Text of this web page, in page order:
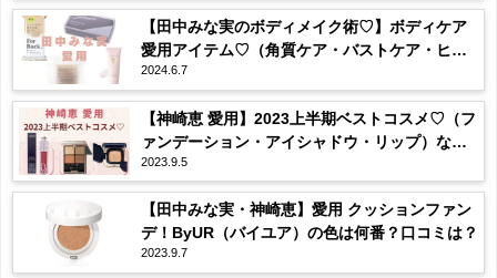
【田中みな実のボディメイク術♡】ボディケア
愛用アイテム♡（角質ケア・バストケア・ヒッ
プケア）などまとめ♪
2024.6.7
【神崎恵 愛用】2023上半期ベストコスメ♡（フ
ァンデーション・アイシャドウ・リップ）など
まとめ♡
2023.9.5
【田中みな実・神崎恵】愛用 クッションファン
デ！ByUR（バイユア）の色は何番？口コミは？
2023.9.7